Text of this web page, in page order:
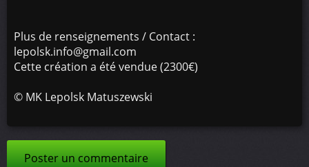
Plus de renseignements / Contact :
lepolsk.info@gmail.com
Cette création a été vendue (2300€)
© MK Lepolsk Matuszewski
Poster un commentaire